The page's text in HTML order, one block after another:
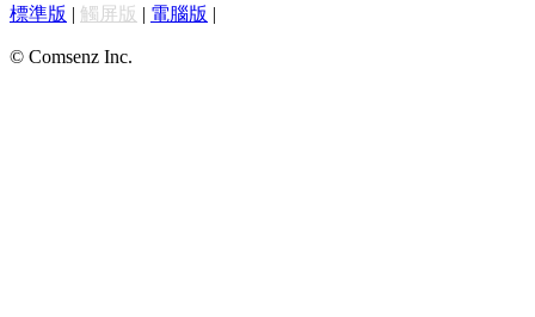
標準版 | 觸屏版 | 電腦版 |
© Comsenz Inc.